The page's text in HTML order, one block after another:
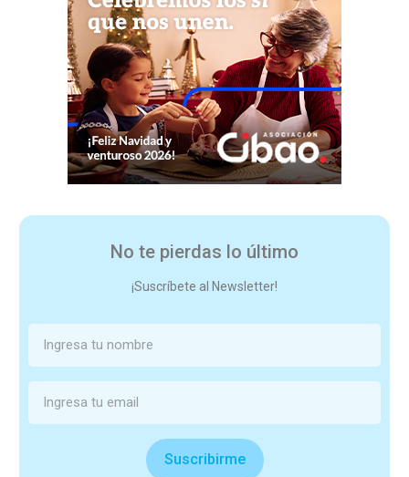
No te pierdas lo último
¡Suscríbete al Newsletter!
Suscribirme